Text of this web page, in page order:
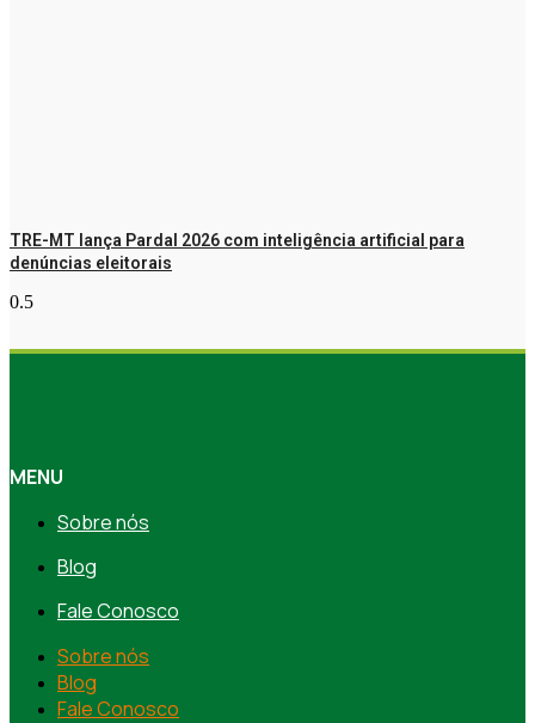
TRE-MT lança Pardal 2026 com inteligência artificial para
denúncias eleitorais
MENU
Sobre nós
Blog
Fale Conosco
Sobre nós
Blog
Fale Conosco